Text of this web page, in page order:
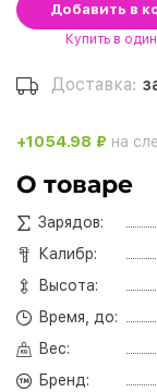
Добавить в
Купить в один
Доставка:
+1054.98 ₽ на
О товаре
Зарядов:
Калибр:
Высота:
Время, до:
Вес:
Бренд: